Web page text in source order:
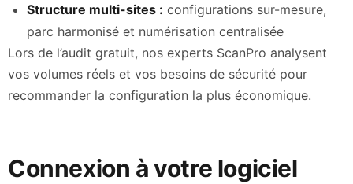
Structure multi-sites : configurations sur-mesure,
parc harmonisé et numérisation centralisée
Lors de l’audit gratuit, nos experts ScanPro analysent
vos volumes réels et vos besoins de sécurité pour
recommander la configuration la plus économique.
Connexion à votre logiciel